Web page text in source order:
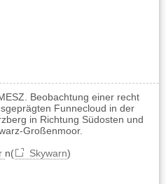
Beobachtung einer recht
Funnecloud in der
in Richtung Südosten und
Großenmoor.
n( Skywarn)